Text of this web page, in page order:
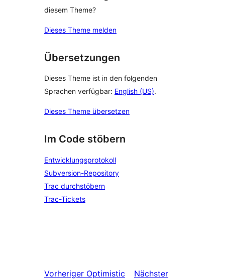
diesem Theme?
Dieses Theme melden
Übersetzungen
Dieses Theme ist in den folgenden
Sprachen verfügbar: English (US).
Dieses Theme übersetzen
Im Code stöbern
Entwicklungsprotokoll
Subversion-Repository
Trac durchstöbern
Trac-Tickets
Vorheriger Optimistic
Nächster